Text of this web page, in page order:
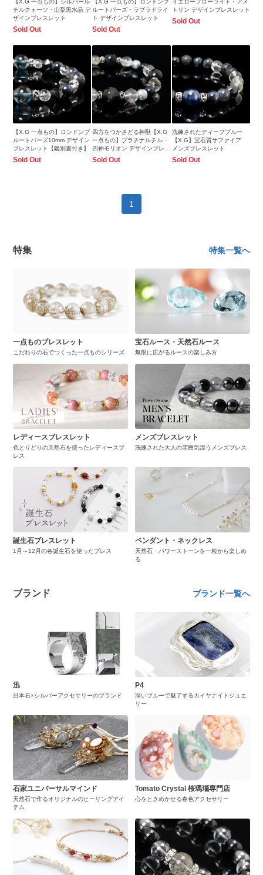
チルクォーツ・山梨黒水晶 デ
ザインブレスレット
Sold Out
ルートパーズ・ラブラドライ
ト デザインブレスレット
Sold Out
トリン デザインブレスレット
Sold Out
【X.G 一点もの】ロンドンブ
ルートパーズ10mm デザイン
ブレスレット【鑑別書付き】
Sold Out
四方をつかさどる神獣【X.G
一点もの】プラチナルチル・
四神モリオン デザインブレス
レット
Sold Out
洗練されたディープブルー
【X.G】宝石質サファイア
メンズブレスレット
Sold Out
1
特集 特集一覧へ
一点ものブレスレット
こだわりの石でつくった一点ものシリーズ
宝石ルース・天然石ルース
無限に広がるルースの楽しみ方
レディースブレスレット
色とりどりの天然石を使ったレディースブ
レス
メンズブレスレット
洗練された大人の雰囲気漂うメンズブレス
誕生石ブレスレット
1月～12月の各誕生石を使ったブレス
ペンダント・ネックレス
天然石・パワーストーンを一粒から楽しめ
る
ブランド ブランド一覧へ
迅
日本石×シルバーアクセサリーのブランド
P4
深いブルーで魅了するカイヤナイトジュエ
リー
石家ユニバーサルマインド
天然石で作るオリジナルのヒーリングアイ
テム
Tomato Crystal 桜瑪瑙専門店
心をときめかせる春色アクセサリー